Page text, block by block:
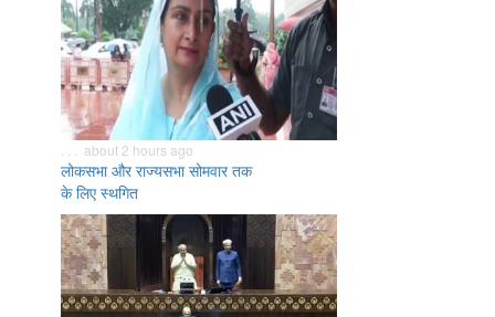
. . . about 2 hours ago
लोकसभा और राज्यसभा सोमवार तक
के लिए स्थगित